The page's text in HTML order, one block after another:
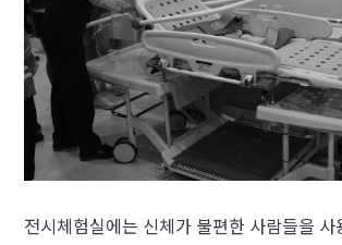
전시체험실에는 신체가 불편한 사람들을 사